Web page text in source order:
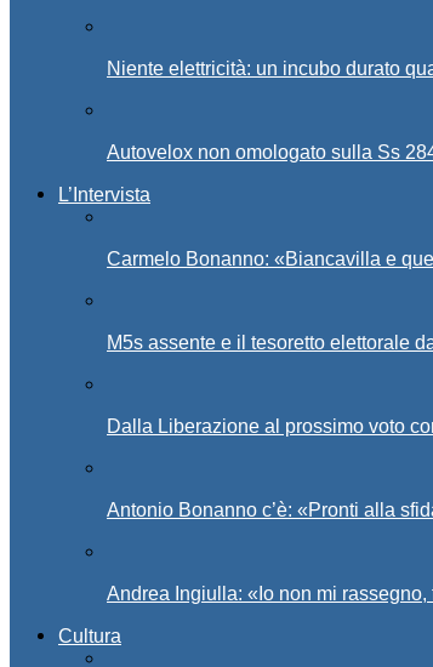
Niente elettricità: un incubo durato
Autovelox non omologato sulla Ss
L’Intervista
Carmelo Bonanno: «Biancavilla e
M5s assente e il tesoretto elettorale
Dalla Liberazione al prossimo voto
Antonio Bonanno c’è: «Pronti alla
Andrea Ingiulla: «Io non mi
Cultura